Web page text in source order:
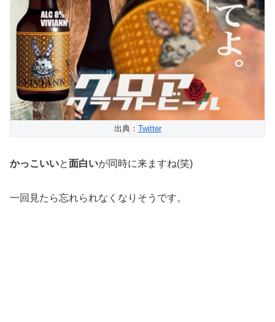
出典： Twitter
かっこいいと面白いが同時に来ますね(笑)
一回見たら忘れられなくなりそうです。